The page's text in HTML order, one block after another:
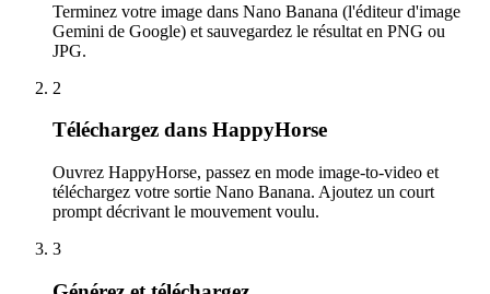
Terminez votre image dans Nano Banana (l'éditeur d'image
Gemini de Google) et sauvegardez le résultat en PNG ou
JPG.
2
Téléchargez dans HappyHorse
Ouvrez HappyHorse, passez en mode image-to-video et
téléchargez votre sortie Nano Banana. Ajoutez un court
prompt décrivant le mouvement voulu.
3